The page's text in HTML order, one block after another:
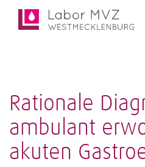
Rationale
ambulant
akuten